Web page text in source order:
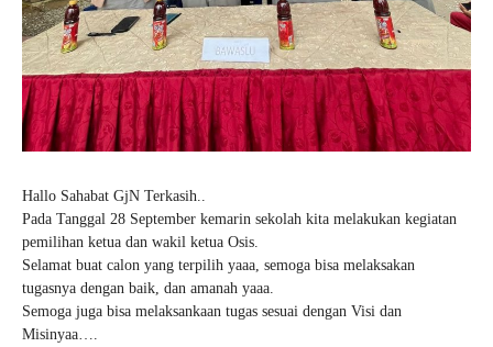
Hallo Sahabat GjN Terkasih..
Pada Tanggal 28 September kemarin sekolah kita melakukan kegiatan
pemilihan ketua dan wakil ketua Osis.
Selamat buat calon yang terpilih yaaa, semoga bisa melaksakan
tugasnya dengan baik, dan amanah yaaa.
Semoga juga bisa melaksankaan tugas sesuai dengan Visi dan
Misinyaa….